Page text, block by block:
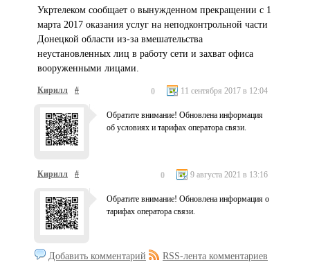
Укртелеком сообщает о вынужденном прекращении с 1
марта 2017 оказания услуг на неподконтрольной части
Донецкой области из-за вмешательства
неустановленных лиц в работу сети и захват офиса
вооруженными лицами.
Кирилл # 11 сентября 2017 в 12:04
0
Обратите внимание! Обновлена информация
об условиях и тарифах оператора связи.
Кирилл # 9 августа 2021 в 13:16
0
Обратите внимание! Обновлена информация о
тарифах оператора связи.
Добавить комментарий RSS-лента комментариев